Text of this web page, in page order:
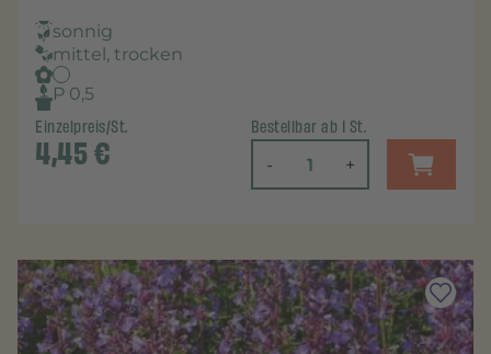
sonnig
mittel, trocken
P 0,5
Einzelpreis/St.
4,45€
Bestellbar ab 1 St.
- +